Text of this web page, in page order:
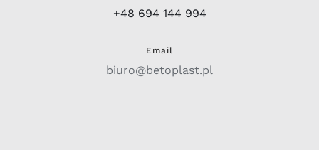
+48 694 144 994
Email
biuro@betoplast.pl